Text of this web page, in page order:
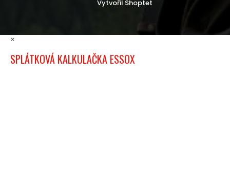
Vytvořil Shoptet
×
SPLÁTKOVÁ KALKULAČKA ESSOX